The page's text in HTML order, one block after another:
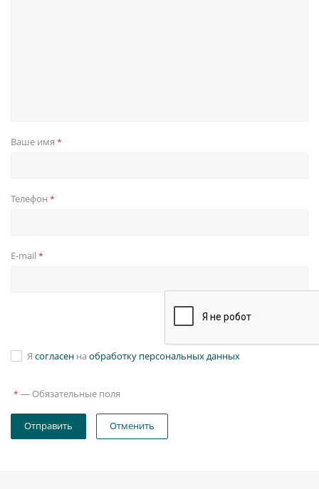
Ваше имя *
Телефон *
E-mail *
Я согласен на обработку персональных данных
* — Обязательные поля
Отправить Отменить